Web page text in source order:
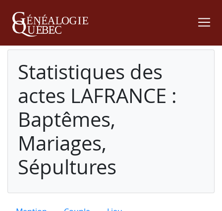
Statistiques des
actes LAFRANCE :
Baptêmes,
Mariages,
Sépultures